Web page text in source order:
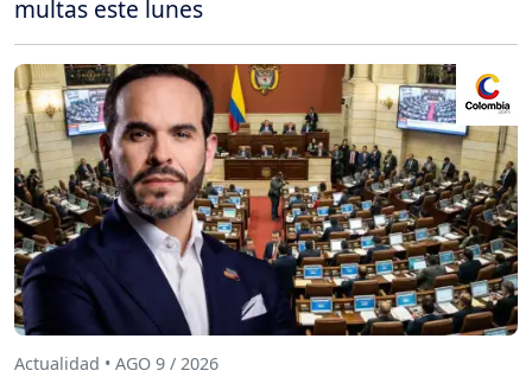
multas este lunes
Actualidad • AGO 9 / 2026